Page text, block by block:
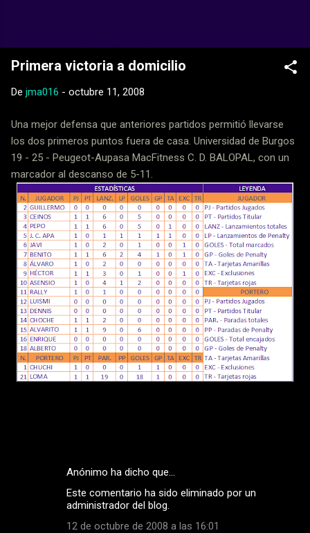
Primera victoria a domicilio
De jma016 - octubre 11, 2008
Una mejor defensa que anteriores partidos permitió llevarse
los dos primeros puntos fuera de casa. Universidad de Burgos
19 - 25 - Peugeot-Aupasa MacFitness C. D. BALOPAL, con un
marcador al descanso de 5-11.
Anónimo ha dicho que…
Este comentario ha sido eliminado por un
administrador del blog.
12 de octubre de 2008 a las 16:01